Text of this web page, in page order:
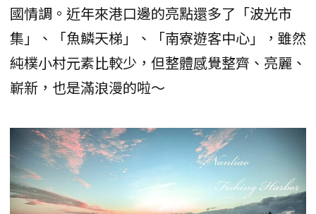
國情調。近年來港口邊的亮點還多了「波光市
集」、「魚鱗天梯」、「南寮遊客中心」，雖然
純樸小村元素比較少，但整體感覺整齊、亮麗、
嶄新，也是滿浪漫的啦～